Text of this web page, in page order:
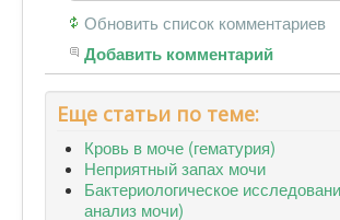
Обновить список комментариев
Добавить комментарий
Еще статьи по теме:
Кровь в моче (гематурия)
Неприятный запах мочи
Бактериологическое
анализ мочи)